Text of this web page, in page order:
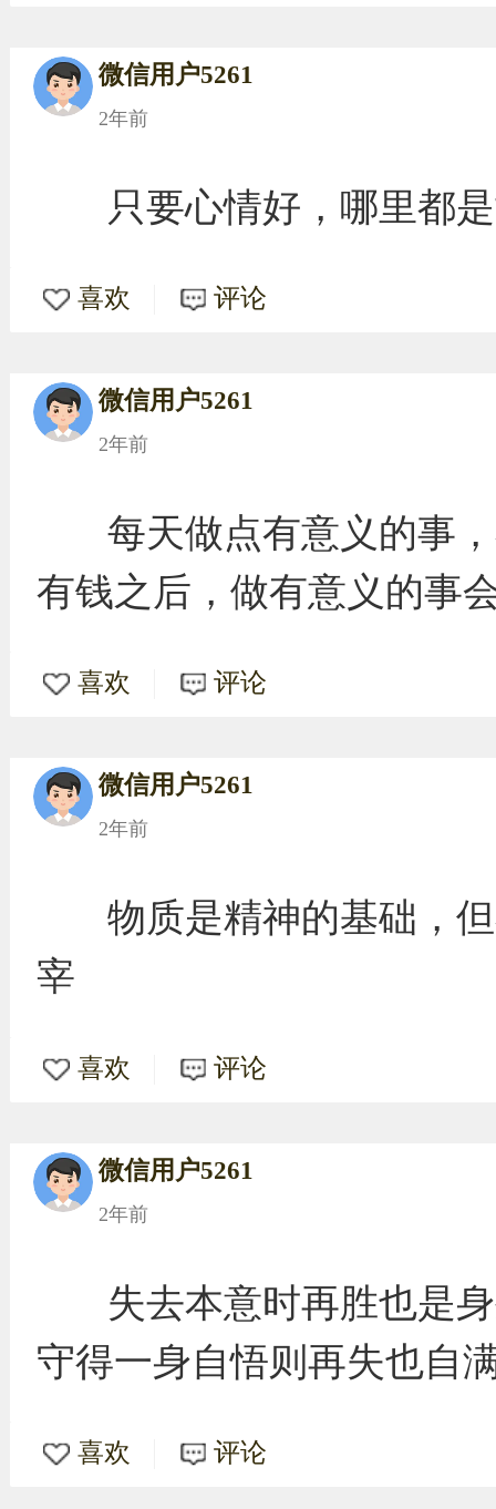
微信用户5261
2年前
只要心情好，哪里都
喜欢 评论
微信用户5261
2年前
每天做点有意义的事
有钱之后，做有意义的事
喜欢 评论
微信用户5261
2年前
物质是精神的基础，
宰
喜欢 评论
微信用户5261
2年前
失去本意时再胜也是
守得一身自悟则再失也自
喜欢 评论